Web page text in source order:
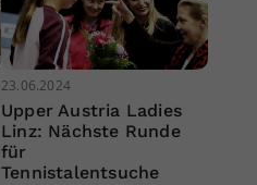
23.06.2024
Upper Austria Ladies
Linz: Nächste Runde
für
Tennistalentsuche